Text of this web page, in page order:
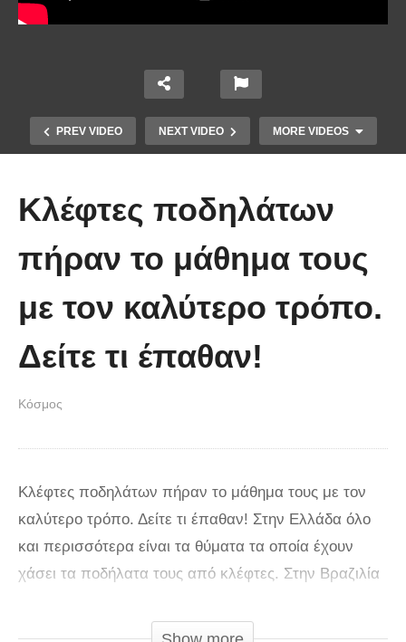
PREV VIDEO NEXT VIDEO MORE VIDEOS
Οι 5 Γιατροί Κρύφτηκαν πίσω από
όταν έπεσε απλά ΔΕΝ περιγράφεται!
Κλέφτες ποδηλάτων
πήραν το μάθημα τους
με τον καλύτερο τρόπο.
Δείτε τι έπαθαν!
Κόσμος
Κλέφτες ποδηλάτων πήραν το μάθημα τους με τον
καλύτερο τρόπο. Δείτε τι έπαθαν! Στην Ελλάδα όλο
και περισσότερα είναι τα θύματα τα οποία έχουν
χάσει τα ποδήλατα τους από κλέφτες. Στην Βραζιλία
χειρότερα. Αντιμέτωποι με αυτή την μάστιγα ο